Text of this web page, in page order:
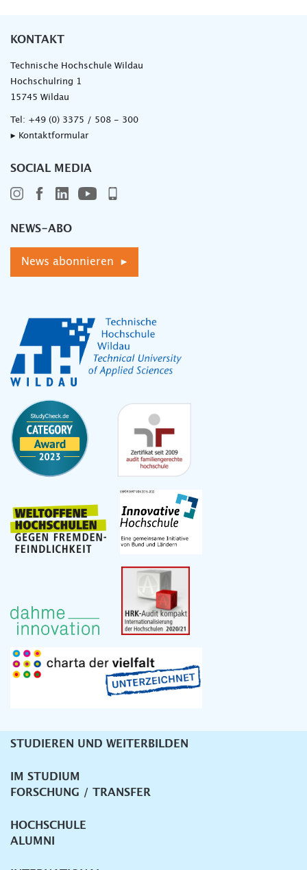
KONTAKT
Technische Hochschule Wildau
Hochschulring 1
15745 Wildau
Tel: +49 (0) 3375 / 508 - 300
▸ Kontaktformular
SOCIAL MEDIA
NEWS-ABO
News abonnieren ▸
Unternavigation
STUDIEREN UND WEITERBILDEN
IM STUDIUM
FORSCHUNG / TRANSFER
HOCHSCHULE
ALUMNI